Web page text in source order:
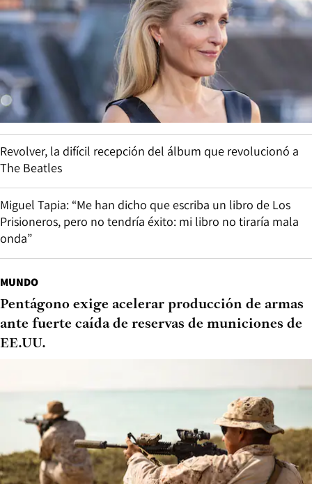
Revolver, la difícil recepción del álbum que revolucionó a
The Beatles
Miguel Tapia: “Me han dicho que escriba un libro de Los
Prisioneros, pero no tendría éxito: mi libro no tiraría mala
onda”
MUNDO
Pentágono exige acelerar producción de armas
ante fuerte caída de reservas de municiones de
EE.UU.